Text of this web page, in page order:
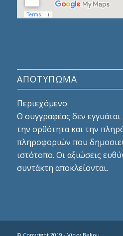
ΑΠΟΤΎΠΩΜΑ
Περιεχόμενο
Ο συγγραφέας δεν εγγυάται
την ορθότητα και την
πληροφοριών που
ιστότοπο. Οι αξιώσεις
συντάκτη αποκλείονται.